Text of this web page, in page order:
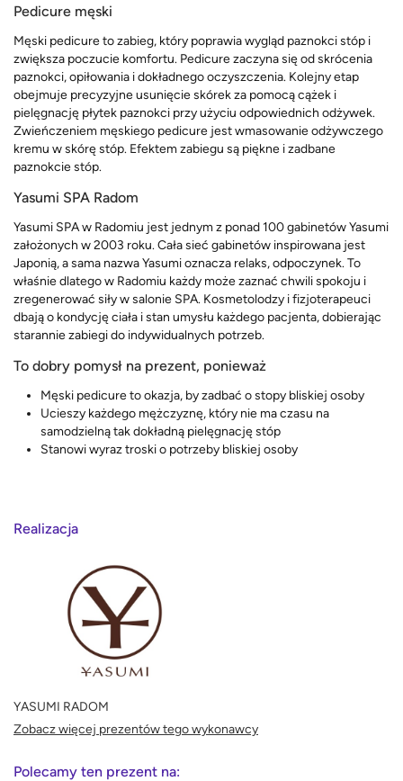
Pedicure męski
Męski pedicure to zabieg, który poprawia wygląd paznokci stóp i
zwiększa poczucie komfortu. Pedicure zaczyna się od skrócenia
paznokci, opiłowania i dokładnego oczyszczenia. Kolejny etap
obejmuje precyzyjne usunięcie skórek za pomocą cążek i
pielęgnację płytek paznokci przy użyciu odpowiednich odżywek.
Zwieńczeniem męskiego pedicure jest wmasowanie odżywczego
kremu w skórę stóp. Efektem zabiegu są piękne i zadbane
paznokcie stóp.
Yasumi SPA Radom
Yasumi SPA w Radomiu jest jednym z ponad 100 gabinetów Yasumi
założonych w 2003 roku. Cała sieć gabinetów inspirowana jest
Japonią, a sama nazwa Yasumi oznacza relaks, odpoczynek. To
właśnie dlatego w Radomiu każdy może zaznać chwili spokoju i
zregenerować siły w salonie SPA. Kosmetolodzy i fizjoterapeuci
dbają o kondycję ciała i stan umysłu każdego pacjenta, dobierając
starannie zabiegi do indywidualnych potrzeb.
To dobry pomysł na prezent, ponieważ
Męski pedicure to okazja, by zadbać o stopy bliskiej osoby
Ucieszy każdego mężczyznę, który nie ma czasu na
samodzielną tak dokładną pielęgnację stóp
Stanowi wyraz troski o potrzeby bliskiej osoby
Realizacja
YASUMI RADOM
Zobacz więcej prezentów tego wykonawcy
Polecamy ten prezent na: